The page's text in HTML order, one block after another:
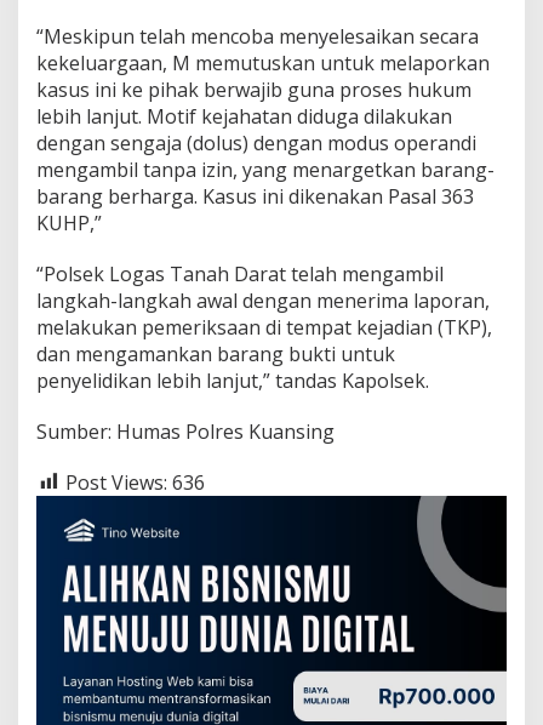
“Meskipun telah mencoba menyelesaikan secara
kekeluargaan, M memutuskan untuk melaporkan
kasus ini ke pihak berwajib guna proses hukum
lebih lanjut. Motif kejahatan diduga dilakukan
dengan sengaja (dolus) dengan modus operandi
mengambil tanpa izin, yang menargetkan barang-
barang berharga. Kasus ini dikenakan Pasal 363
KUHP,”
“Polsek Logas Tanah Darat telah mengambil
langkah-langkah awal dengan menerima laporan,
melakukan pemeriksaan di tempat kejadian (TKP),
dan mengamankan barang bukti untuk
penyelidikan lebih lanjut,” tandas Kapolsek.
Sumber: Humas Polres Kuansing
Post Views: 636